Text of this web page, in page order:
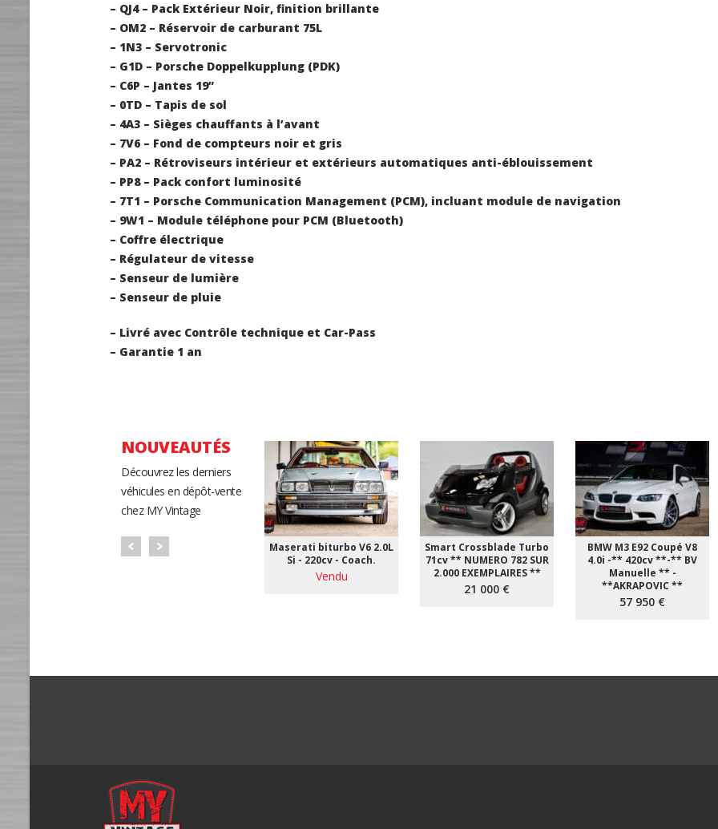
– QJ4 – Pack Extérieur Noir, finition brillante
– OM2 – Réservoir de carburant 75L
– 1N3 – Servotronic
– G1D – Porsche Doppelkupplung (PDK)
– C6P – Jantes 19”
– 0TD – Tapis de sol
– 4A3 – Sièges chauffants à l’avant
– 7V6 – Fond de compteurs noir et gris
– PA2 – Rétroviseurs intérieur et extérieurs automatiques anti-éblouissement
– PP8 – Pack confort luminosité
– 7T1 – Porsche Communication Management (PCM), incluant module de navigation
– 9W1 – Module téléphone pour PCM (Bluetooth)
– Coffre électrique
– Régulateur de vitesse
– Senseur de lumière
– Senseur de pluie
– Livré avec Contrôle technique et Car-Pass
– Garantie 1 an
NOUVEAUTÉS
Découvrez les derniers
véhicules en dépôt-vente
chez MY Vintage
Maserati biturbo V6 2.0L
Si - 220cv - Coach.
Vendu
Smart Crossblade Turbo
71cv ** NUMERO 782 SUR
2.000 EXEMPLAIRES **
21 000 €
BMW M3 E92 Coupé V8
4.0i -** 420cv **-** BV
Manuelle ** -
**AKRAPOVIC **
57 950 €